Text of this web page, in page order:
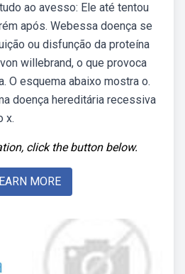
ao avesso: Ele até tentou
após. Webessa doença se
ou disfunção da proteína
willebrand, o que provoca
O esquema abaixo mostra o.
doença hereditária recessiva
x.
click the button below.
MORE